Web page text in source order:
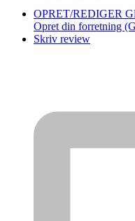
OPRET/REDIGER
Opret din forretning
Skriv review